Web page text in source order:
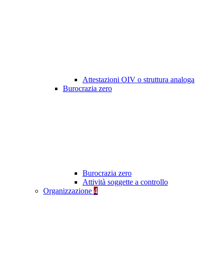
Attestazioni OIV o struttura analoga
Burocrazia zero
Burocrazia zero
Attività soggette a controllo
Organizzazione 4